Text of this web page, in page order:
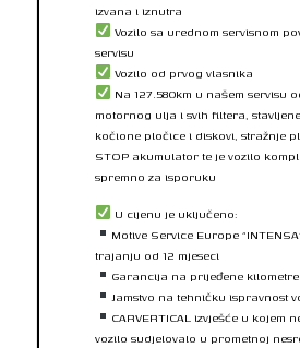
izvana i iznutra
Vozilo sa urednom servisnom
servisu
Vozilo od prvog vlasnika
Na 127.580km u našem servisu
motornog ulja i svih filtera,
kočione pločice i diskovi, stražnje
STOP akumulator te je vozilo
spremno za isporuku
U cijenu je uključeno:
Motive Service Europe
trajanju od 12 mjeseci
Garancija na prijeđene kilometre
Jamstvo na tehničku ispravnost
CARVERTICAL izvješće u kojem
vozilo sudjelovalo u prometnoj